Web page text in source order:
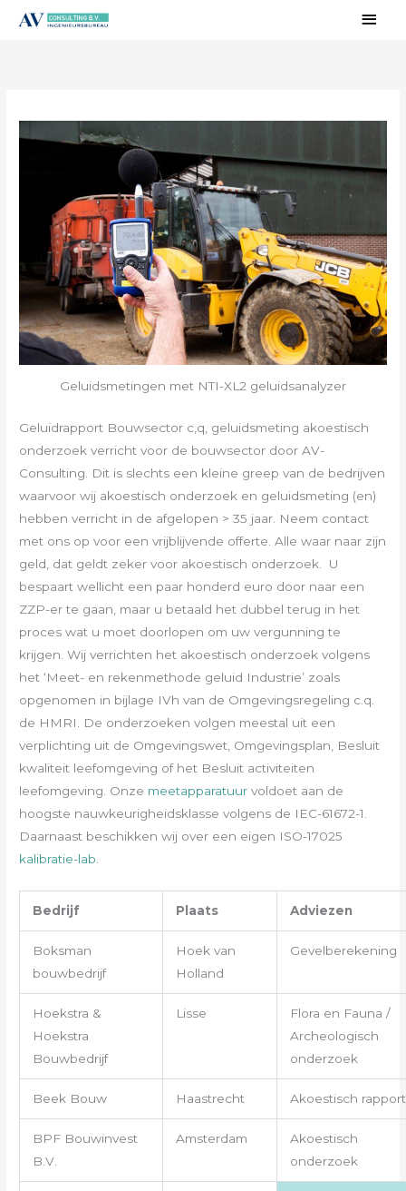
Geluidsmetingen met NTI-XL2 geluidsanalyzer
Geluidrapport Bouwsector c,q, geluidsmeting akoestisch
onderzoek verricht voor de bouwsector door AV-
Consulting. Dit is slechts een kleine greep van de bedrijven
waarvoor wij akoestisch onderzoek en geluidsmeting (en)
hebben verricht in de afgelopen > 35 jaar. Neem contact
met ons op voor een vrijblijvende offerte. Alle waar naar zijn
geld, dat geldt zeker voor akoestisch onderzoek. U
bespaart wellicht een paar honderd euro door naar een
ZZP-er te gaan, maar u betaald het dubbel terug in het
proces wat u moet doorlopen om uw vergunning te
krijgen. Wij verrichten het akoestisch onderzoek volgens
het ‘Meet- en rekenmethode geluid Industrie’ zoals
opgenomen in bijlage IVh van de Omgevingsregeling c.q.
de HMRI. De onderzoeken volgen meestal uit een
verplichting uit de Omgevingswet, Omgevingsplan, Besluit
kwaliteit leefomgeving of het Besluit activiteiten
leefomgeving. Onze meetapparatuur voldoet aan de
hoogste nauwkeurigheidsklasse volgens de IEC-61672-1.
Daarnaast beschikken wij over een eigen ISO-17025
kalibratie-lab.
Bedrijf Plaats Adviezen
Boksman
bouwbedrijf
Hoek van
Holland
Gevelberekening
Hoekstra &
Hoekstra
Bouwbedrijf
Lisse
Flora en Fauna /
Archeologisch
onderzoek
Beek Bouw Haastrecht Akoestisch rapport
BPF Bouwinvest
B.V.
Amsterdam
Akoestisch
onderzoek